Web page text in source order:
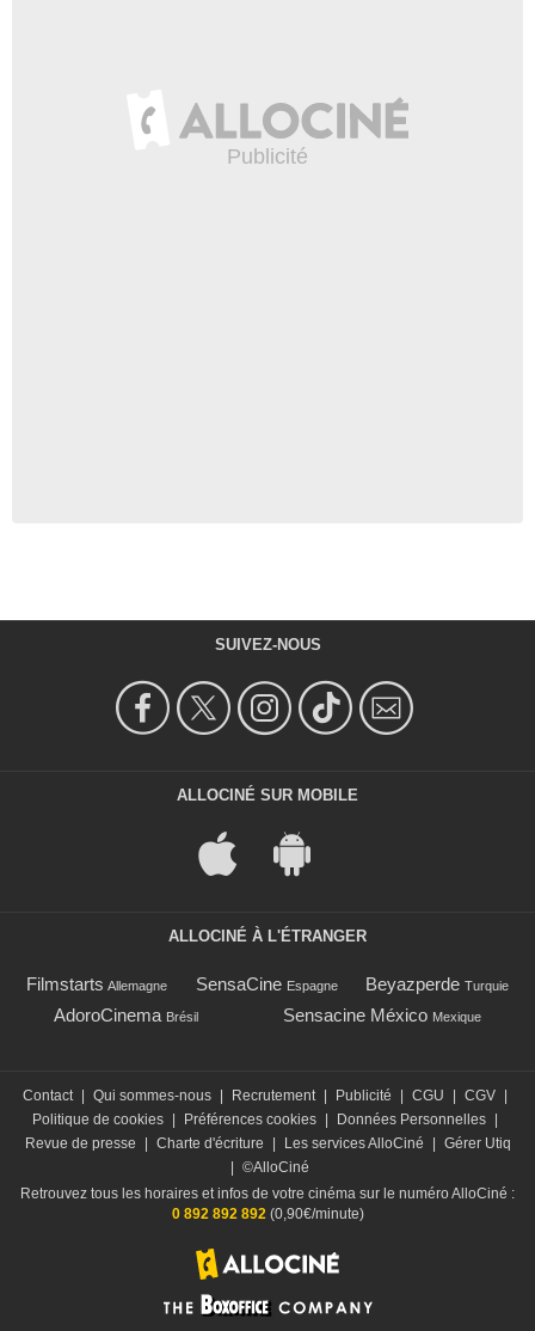
SUIVEZ-NOUS
ALLOCINÉ SUR MOBILE
ALLOCINÉ À L'ÉTRANGER
Filmstarts Allemagne SensaCine Espagne Beyazperde Turquie
AdoroCinema Brésil Sensacine México Mexique
Contact Qui sommes-nous Recrutement Publicité CGU CGV
Politique de cookies
Préférences cookies Données Personnelles
Revue de presse
Charte d'écriture Les services AlloCiné
Gérer Utiq
©AlloCiné
Retrouvez tous les horaires et infos de votre cinéma sur le numéro AlloCiné :
0 892 892 892(0,90€/minute)